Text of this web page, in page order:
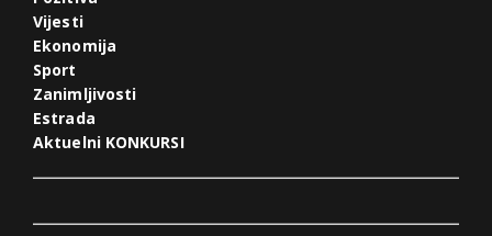
Vijesti
Ekonomija
Sport
Zanimljivosti
Estrada
Aktuelni KONKURSI